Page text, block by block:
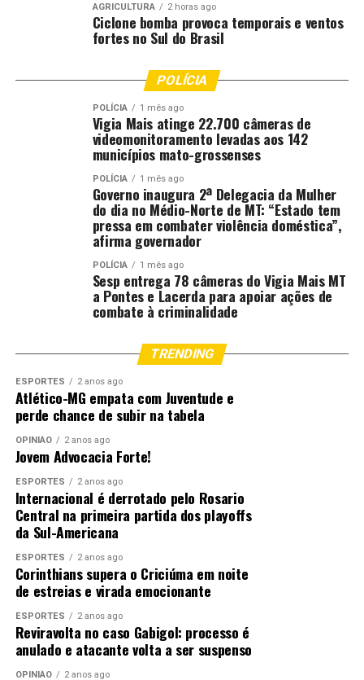
AGRICULTURA 2 horas ago
Ciclone bomba provoca temporais e ventos
fortes no Sul do Brasil
POLÍCIA
POLÍCIA 1 mês ago
Vigia Mais atinge 22.700 câmeras de
videomonitoramento levadas aos 142
municípios mato-grossenses
POLÍCIA 1 mês ago
Governo inaugura 2ª Delegacia da Mulher
do dia no Médio-Norte de MT: “Estado tem
pressa em combater violência doméstica”,
afirma governador
POLÍCIA 1 mês ago
Sesp entrega 78 câmeras do Vigia Mais MT
a Pontes e Lacerda para apoiar ações de
combate à criminalidade
TRENDING
ESPORTES 2 anos ago
Atlético-MG empata com Juventude e
perde chance de subir na tabela
OPINIÃO 2 anos ago
Jovem Advocacia Forte!
ESPORTES 2 anos ago
Internacional é derrotado pelo Rosario
Central na primeira partida dos playoffs
da Sul-Americana
ESPORTES 2 anos ago
Corinthians supera o Criciúma em noite
de estreias e virada emocionante
ESPORTES 2 anos ago
Reviravolta no caso Gabigol: processo é
anulado e atacante volta a ser suspenso
OPINIÃO 2 anos ago